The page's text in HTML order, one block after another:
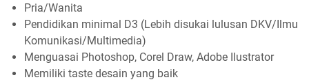
Pria/Wanita
Pendidikan minimal D3 (Lebih disukai lulusan DKV/Ilmu
Komunikasi/Multimedia)
Menguasai Photoshop, Corel Draw, Adobe Ilustrator
Memiliki taste desain yang baik